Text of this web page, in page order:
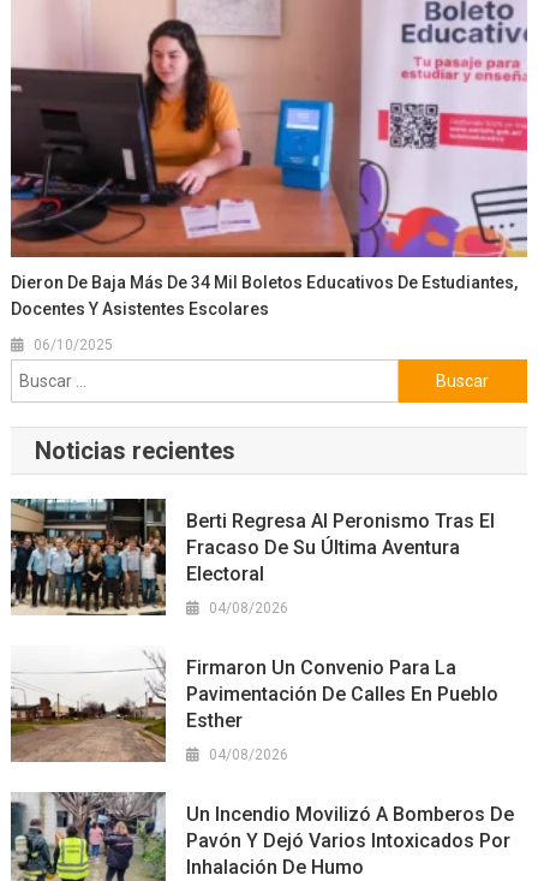
Dieron De Baja Más De 34 Mil Boletos Educativos De Estudiantes,
Docentes Y Asistentes Escolares
06/10/2025
Buscar:
Noticias recientes
Berti Regresa Al Peronismo Tras El
Fracaso De Su Última Aventura
Electoral
04/08/2026
Firmaron Un Convenio Para La
Pavimentación De Calles En Pueblo
Esther
04/08/2026
Un Incendio Movilizó A Bomberos De
Pavón Y Dejó Varios Intoxicados Por
Inhalación De Humo